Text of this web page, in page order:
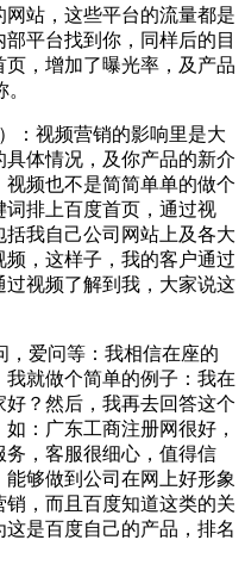
站，这些平台的流量都是
平台找到你，同样后的目
，增加了曝光率，及产品
：视频营销的影响里是大
体情况，及你产品的新介
频也不是简简单单的做个
排上百度首页，通过视
我自己公司网站上及各大
，这样子，我的客户通过
视频了解到我，大家说这
，爱问等：我相信在座的
就做个简单的例子：我在
好？然后，我再去回答这个
：广东工商注册网很好，
，客服很细心，值得信
够做到公司在网上好形象
，而且百度知道这类的关
是百度自己的产品，排名